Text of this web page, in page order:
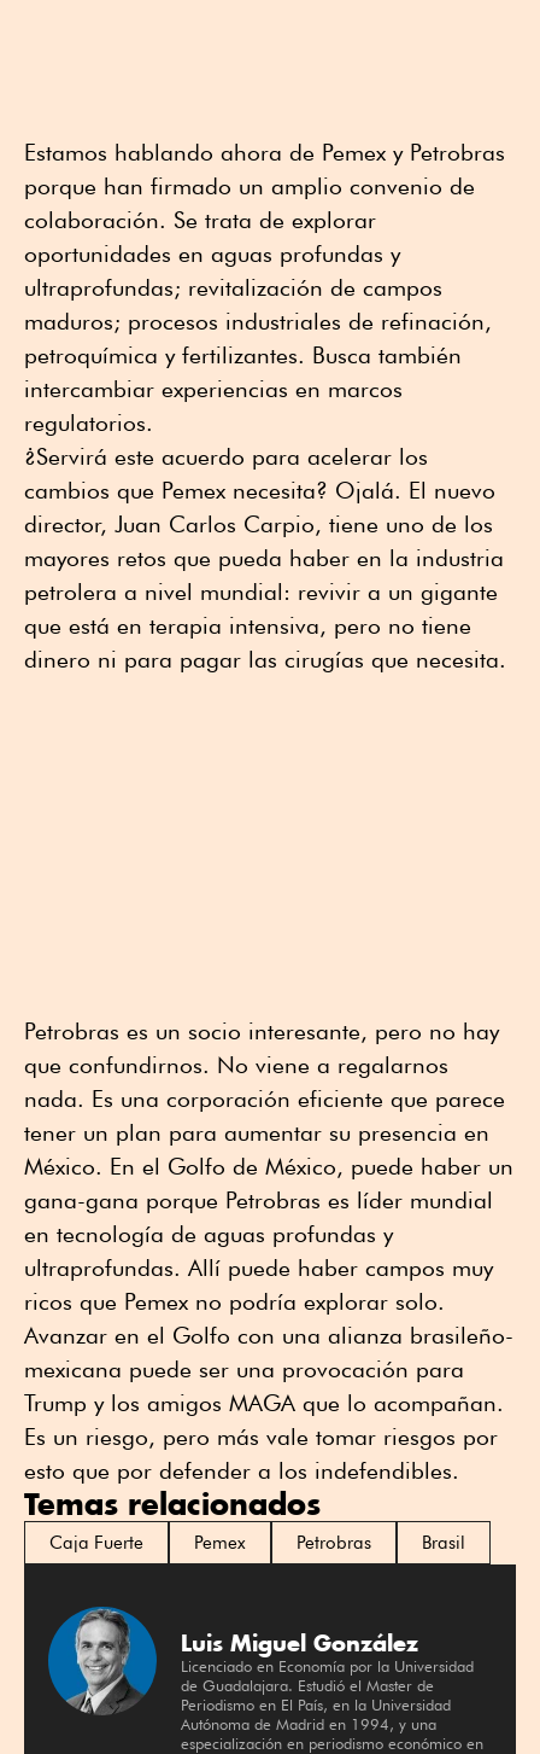
Estamos hablando ahora de Pemex y Petrobras
porque han firmado un amplio convenio de
colaboración. Se trata de explorar
oportunidades en aguas profundas y
ultraprofundas; revitalización de campos
maduros; procesos industriales de refinación,
petroquímica y fertilizantes. Busca también
intercambiar experiencias en marcos
regulatorios.
¿Servirá este acuerdo para acelerar los
cambios que Pemex necesita? Ojalá. El nuevo
director, Juan Carlos Carpio, tiene uno de los
mayores retos que pueda haber en la industria
petrolera a nivel mundial: revivir a un gigante
que está en terapia intensiva, pero no tiene
dinero ni para pagar las cirugías que necesita.
Petrobras es un socio interesante, pero no hay
que confundirnos. No viene a regalarnos
nada. Es una corporación eficiente que parece
tener un plan para aumentar su presencia en
México. En el Golfo de México, puede haber un
gana-gana porque Petrobras es líder mundial
en tecnología de aguas profundas y
ultraprofundas. Allí puede haber campos muy
ricos que Pemex no podría explorar solo.
Avanzar en el Golfo con una alianza brasileño-
mexicana puede ser una provocación para
Trump y los amigos MAGA que lo acompañan.
Es un riesgo, pero más vale tomar riesgos por
esto que por defender a los indefendibles.
Temas relacionados
Caja Fuerte Pemex Petrobras Brasil
Luis Miguel González
Licenciado en Economía por la Universidad
de Guadalajara. Estudió el Master de
Periodismo en El País, en la Universidad
Autónoma de Madrid en 1994, y una
especialización en periodismo económico en